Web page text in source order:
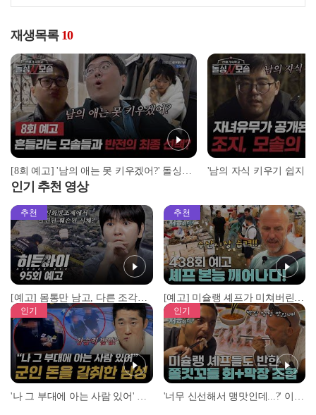
재생목록 10
[8회 예고] '남의 애는 못 키우겠어?' 돌싱과 모솔의 흔들리는 최후의 밤 | ＜돌싱N모솔＞ 6월 2일 (화) 밤 10시 MBC every1
인기 추천 영상
추천
[예고] 몸통만 남고, 다른 조각은 어디에..? 시화호에서 드러난 충격적인 토막 살인사건!
추천
[예고] 미슐랭 셰프가 미쳐버린 이유! 본능이 깨어난 사건은?
인기 인기